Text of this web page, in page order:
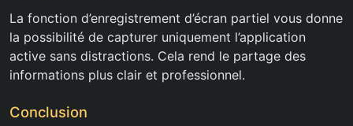
La fonction d’enregistrement d’écran partiel vous donne
la possibilité de capturer uniquement l’application
active sans distractions. Cela rend le partage des
informations plus clair et professionnel.
Conclusion